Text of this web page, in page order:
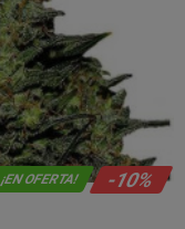
¡EN OFERTA! -10%